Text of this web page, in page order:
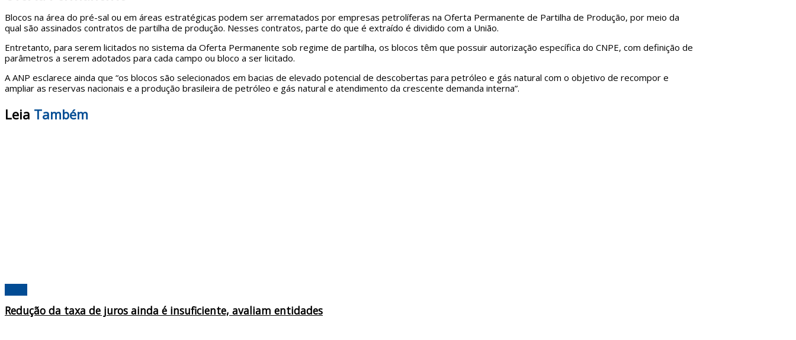
Blocos na área do pré-sal ou em áreas estratégicas podem ser arrematados por empresas petrolíferas na Oferta Permanente de Partilha de Produção, por meio da
qual são assinados contratos de partilha de produção. Nesses contratos, parte do que é extraído é dividido com a União.
Entretanto, para serem licitados no sistema da Oferta Permanente sob regime de partilha, os blocos têm que possuir autorização específica do CNPE, com definição de
parâmetros a serem adotados para cada campo ou bloco a ser licitado.
A ANP esclarece ainda que “os blocos são selecionados em bacias de elevado potencial de descobertas para petróleo e gás natural com o objetivo de recompor e
ampliar as reservas nacionais e a produção brasileira de petróleo e gás natural e atendimento da crescente demanda interna”.
Leia Também
Redução da taxa de juros ainda é insuficiente, avaliam entidades